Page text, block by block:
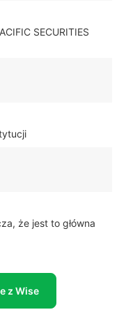
SECURITIES
że jest to główna
z Wise